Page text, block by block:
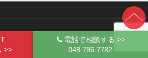
>>
電話で相談する >>
048-796-7782